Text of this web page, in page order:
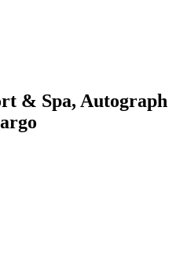
& Spa, Autograph